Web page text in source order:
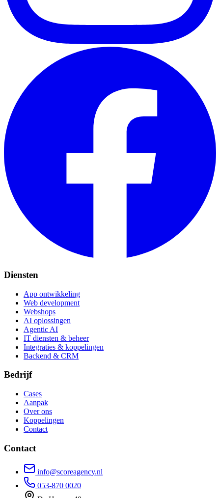
Diensten
App ontwikkeling
Web development
Webshops
AI oplossingen
Agentic AI
IT diensten & beheer
Integraties & koppelingen
Backend & CRM
Bedrijf
Cases
Aanpak
Over ons
Koppelingen
Contact
Contact
info@scoreagency.nl
053-870 0020